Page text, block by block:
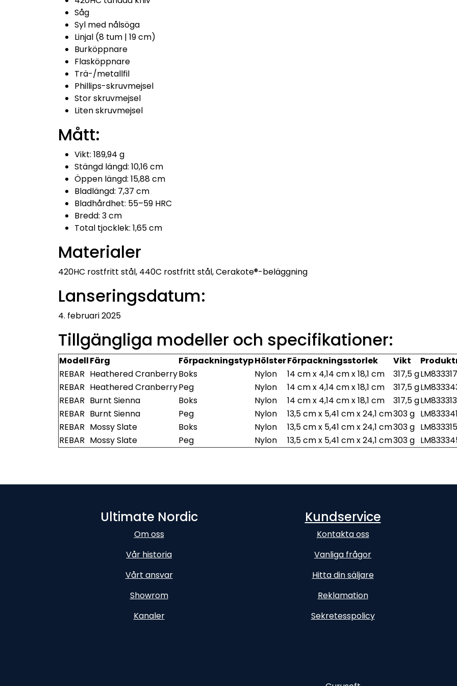
Såg
Syl med nålsöga
Linjal (8 tum | 19 cm)
Burköppnare
Flasköppnare
Trä-/metallfil
Phillips-skruvmejsel
Stor skruvmejsel
Liten skruvmejsel
Mått:
Vikt: 189,94 g
Stängd längd: 10,16 cm
Öppen längd: 15,88 cm
Bladlängd: 7,37 cm
Bladhårdhet: 55–59 HRC
Bredd: 3 cm
Total tjocklek: 1,65 cm
Materialer
420HC rostfritt stål, 440C rostfritt stål, Cerakote®-beläggning
Lanseringsdatum:
4. februari 2025
Tillgängliga modeller och specifikationer:
ModellFärg FörpackningstypHölsterFörpackningsstorlek Vikt
REBAR Heathered CranberryBoks Nylon 14 cm x 4,14 cm x 18,1 cm 317,5 gLM833317
REBAR Heathered CranberryPeg Nylon 14 cm x 4,14 cm x 18,1 cm 317,5 g
REBAR Burnt Sienna Boks Nylon 14 cm x 4,14 cm x 18,1 cm 317,5 gLM833313
REBAR Burnt Sienna Peg Nylon 13,5 cm x 5,41 cm x 24,1 cm303 g LM833341
REBAR Mossy Slate Boks Nylon 13,5 cm x 5,41 cm x 24,1 cm303 g LM833315
REBAR Mossy Slate Peg Nylon 13,5 cm x 5,41 cm x 24,1 cm303 g
Ultimate Nordic
Om oss
Vår historia
Vårt ansvar
Showrom
Kanaler
Kundservice
Kontakta oss
Vanliga frågor
Hitta din säljare
Reklamation
Sekretesspolicy